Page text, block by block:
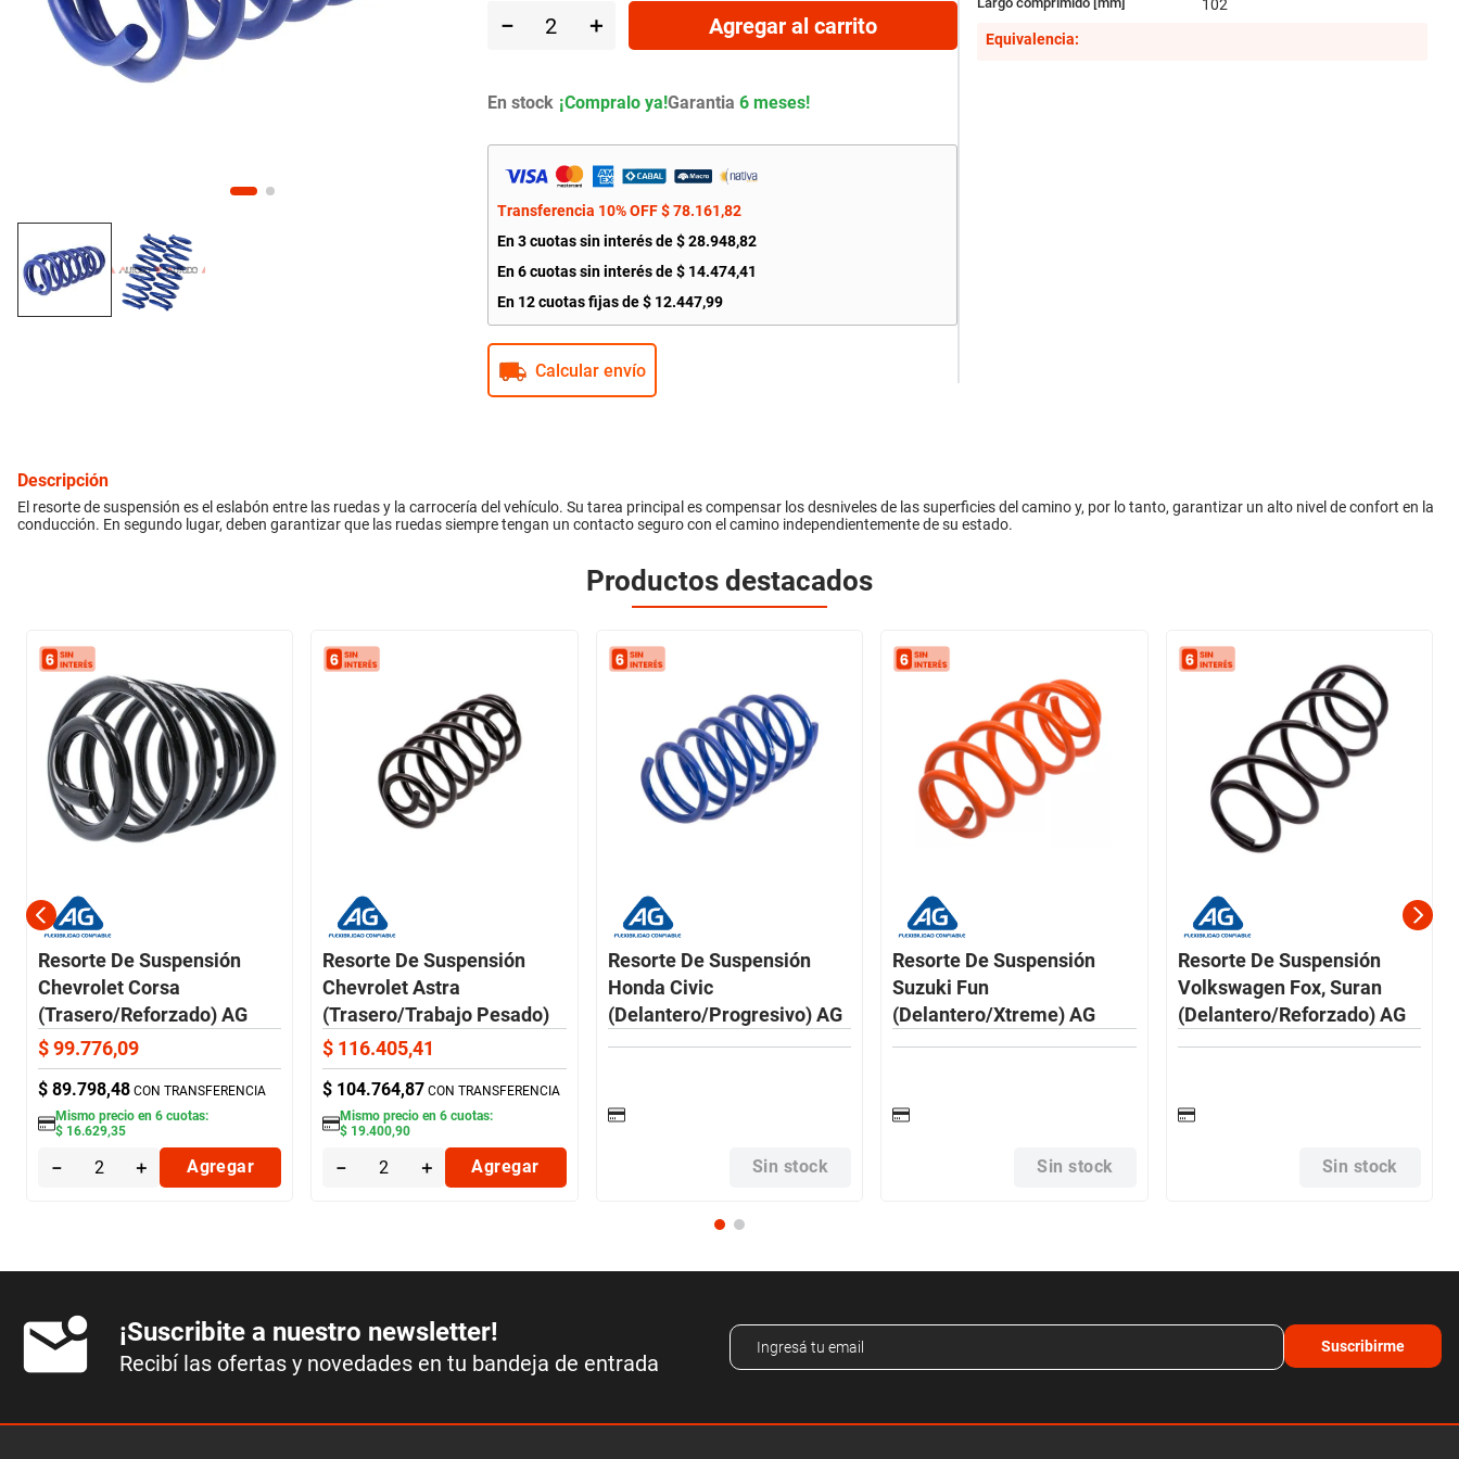
＋
－ Agregar al carrito
En stock Garantia 6 meses!
Transferencia 10% OFF$78.161,82
En3cuotas sin interés de$28.948,82
En6cuotas sin interés de$ 14.474,41
En 12cuotas fijas de$ 12.447,99
Calcular envío
102
Equivalencia:
Descripción
El resorte de suspensión es el eslabón entre las ruedas y la carrocería del vehículo. Su tarea principal es compensar los desniveles de las superficies del camino y, por lo tanto, garantizar un alto nivel de confort en la
conducción. En segundo lugar, deben garantizar que las ruedas siempre tengan un contacto seguro con el camino independientemente de su estado.
Productos destacados
Resorte De Suspensión
Chevrolet Corsa
(Trasero/Reforzado) AG
$99.776,09
$ 89.798,48 CON TRANSFERENCIA
Mismo precio en 6cuotas:
$ 16.629,35
＋
－ Agregar
Resorte De Suspensión
Chevrolet Astra
(Trasero/Trabajo Pesado)
AG
$ 116.405,41
$ 104.764,87 CON TRANSFERENCIA
Mismo precio en6 cuotas:
$ 19.400,90
＋
－ Agregar
Resorte De Suspensión
Honda Civic
(Delantero/Progresivo) AG
Sin stock
Resorte De Suspensión
Suzuki Fun
(Delantero/Xtreme) AG
Sin stock
Resorte De Suspensión
Volkswagen Fox, Suran
(Delantero/Reforzado) AG
Sin stock
¡Suscribite a nuestro newsletter!
Recibí las ofertas y novedades en tu bandeja de entrada
Suscribirme
10. citroen c4